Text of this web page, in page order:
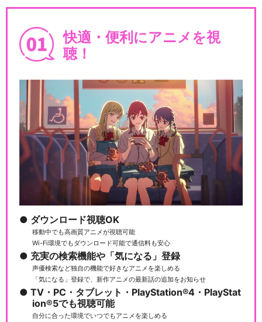
快適・便利にアニメを視
聴！
ダウンロード視聴OK
移動中でも高画質アニメが視聴可能
Wi-Fi環境でもダウンロード可能で通信料も安心
充実の検索機能や「気になる」登録
声優検索など独自の機能で好きなアニメを楽しめる
「気になる」登録で、新作アニメの最新話の追加をお知らせ
TV・PC・タブレット・PlayStation®4・PlayStat
ion®5でも視聴可能
自分に合った環境でいつでもアニメを楽しめる